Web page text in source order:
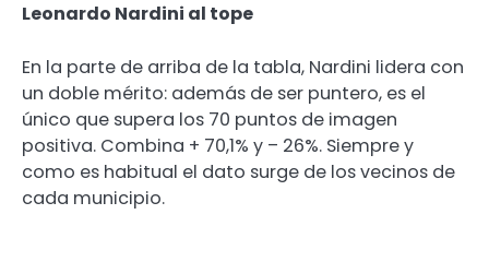
Leonardo Nardini al tope
En la parte de arriba de la tabla, Nardini lidera con
un doble mérito: además de ser puntero, es el
único que supera los 70 puntos de imagen
positiva. Combina + 70,1% y – 26%. Siempre y
como es habitual el dato surge de los vecinos de
cada municipio.